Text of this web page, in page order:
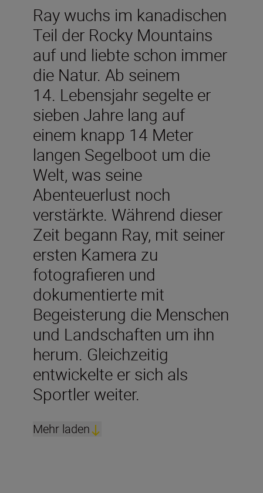
Ray wuchs im kanadischen
Teil der Rocky Mountains
auf und liebte schon immer
die Natur. Ab seinem
14. Lebensjahr segelte er
sieben Jahre lang auf
einem knapp 14 Meter
langen Segelboot um die
Welt, was seine
Abenteuerlust noch
verstärkte. Während dieser
Zeit begann Ray, mit seiner
ersten Kamera zu
fotografieren und
dokumentierte mit
Begeisterung die Menschen
und Landschaften um ihn
herum. Gleichzeitig
entwickelte er sich als
Sportler weiter.
Mehr laden